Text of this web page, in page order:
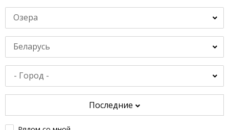
Озера
Беларусь
Последние